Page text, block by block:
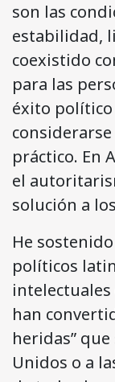
son las
estabilidad,
coexistido
para las
éxito
práctico. En
el
solución a
He
políticos
han
heridas”
Unidos o a